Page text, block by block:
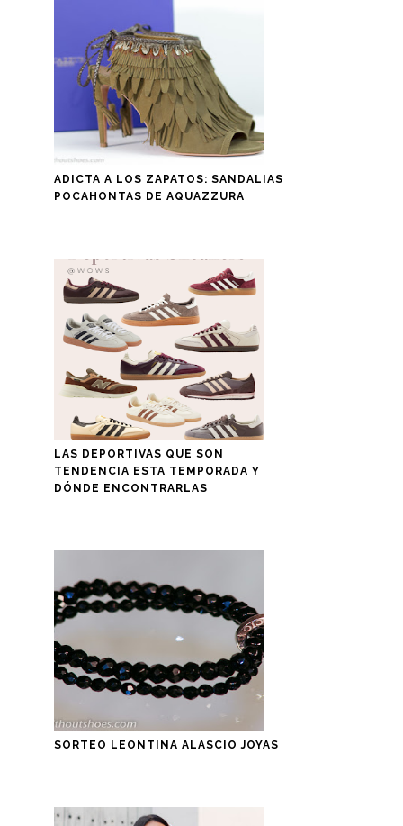
ADICTA A LOS ZAPATOS: SANDALIAS
POCAHONTAS DE AQUAZZURA
LAS DEPORTIVAS QUE SON
TENDENCIA ESTA TEMPORADA Y
DÓNDE ENCONTRARLAS
SORTEO LEONTINA ALASCIO JOYAS